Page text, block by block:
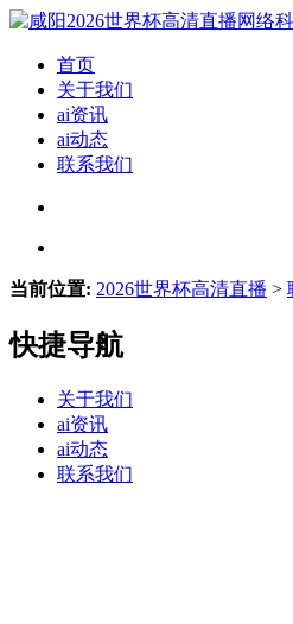
首页
关于我们
ai资讯
ai动态
联系我们
当前位置: 2026世界杯高清直播 >
快捷导航
关于我们
ai资讯
ai动态
联系我们